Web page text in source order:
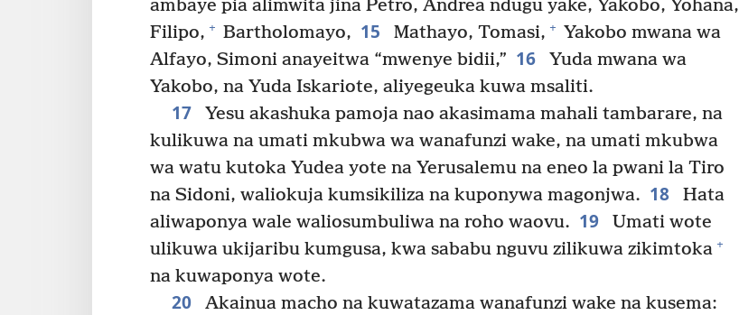
ambaye pia alimwita jina Petro, Andrea ndugu yake, Yakobo, Yohana,
Filipo, + Bartholomayo, 15 Mathayo, Tomasi, + Yakobo mwana wa
Alfayo, Simoni anayeitwa “mwenye bidii,” 16
Yuda mwana wa
Yakobo, na Yuda Iskariote, aliyegeuka kuwa msaliti.
17
Yesu akashuka pamoja nao akasimama mahali tambarare, na
kulikuwa na umati mkubwa wa wanafunzi wake, na umati mkubwa
wa watu kutoka Yudea yote na Yerusalemu na eneo la pwani la Tiro
na Sidoni, waliokuja kumsikiliza na kuponywa magonjwa. 18
Hata
aliwaponya wale waliosumbuliwa na roho waovu. 19
Umati wote
ulikuwa ukijaribu kumgusa, kwa sababu nguvu zilikuwa zikimtoka +
na kuwaponya wote.
20
Akainua macho na kuwatazama wanafunzi wake na kusema: